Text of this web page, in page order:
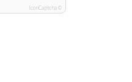
IconCaptcha ©